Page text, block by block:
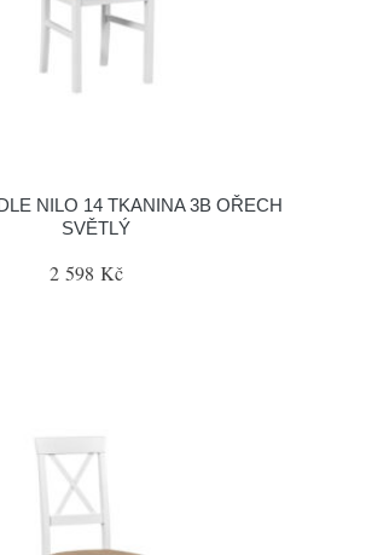
NILO 14 TKANINA 3B OŘECH
SVĚTLÝ
2 598 Kč